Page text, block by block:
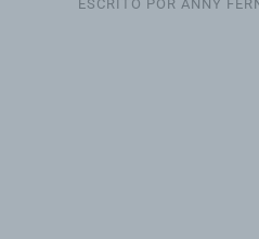
ESCRITO POR ANNY